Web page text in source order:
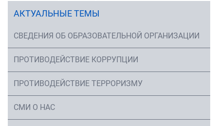
АКТУАЛЬНЫЕ ТЕМЫ
СВЕДЕНИЯ ОБ ОБРАЗОВАТЕЛЬНОЙ ОРГАНИЗАЦИИ
ПРОТИВОДЕЙСТВИЕ КОРРУПЦИИ
ПРОТИВОДЕЙСТВИЕ ТЕРРОРИЗМУ
СМИ О НАС